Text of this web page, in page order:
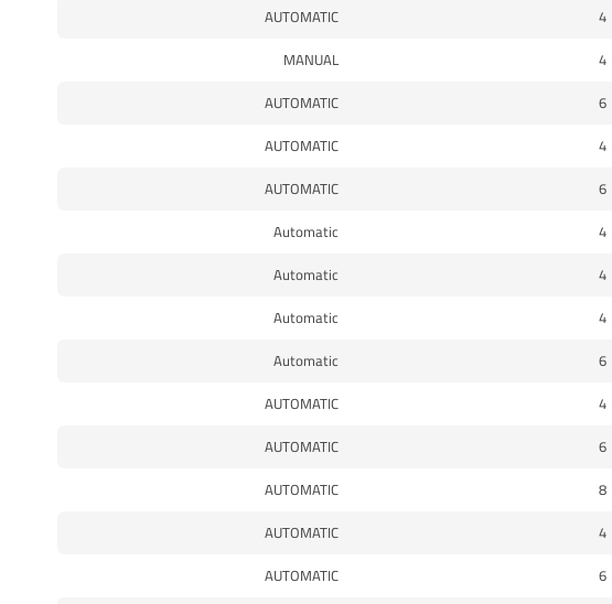
4
AUTOMATIC
4
MANUAL
6
AUTOMATIC
4
AUTOMATIC
6
AUTOMATIC
4
Automatic
4
Automatic
4
Automatic
6
Automatic
4
AUTOMATIC
6
AUTOMATIC
8
AUTOMATIC
4
AUTOMATIC
6
AUTOMATIC